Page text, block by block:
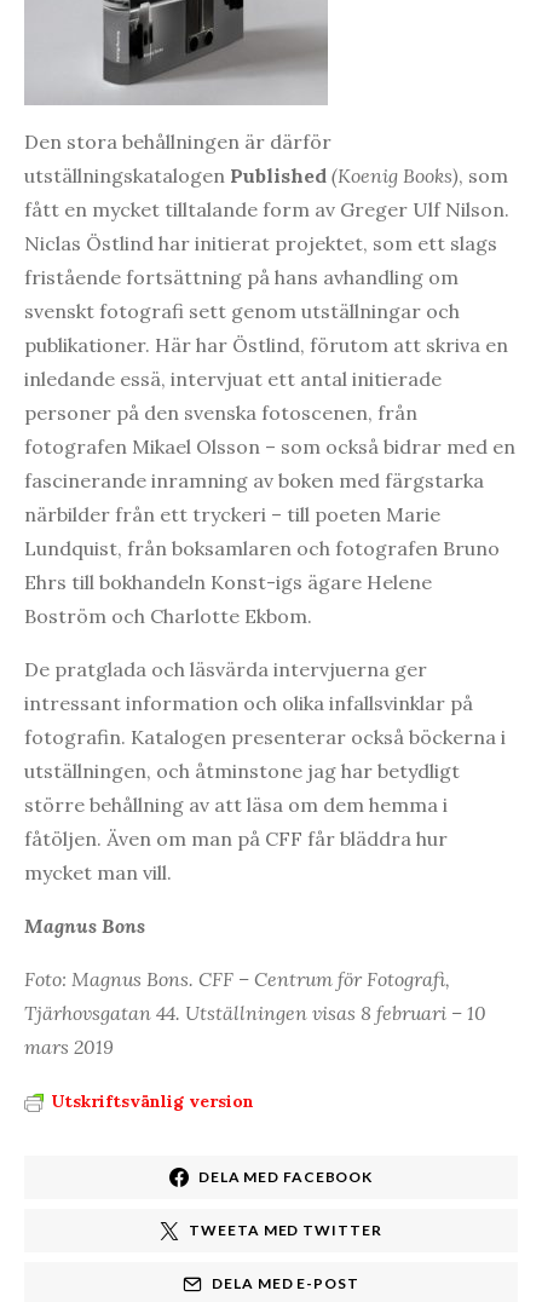
Den stora behållningen är därför
utställningskatalogen Published (Koenig Books), som
fått en mycket tilltalande form av Greger Ulf Nilson.
Niclas Östlind har initierat projektet, som ett slags
fristående fortsättning på hans avhandling om
svenskt fotografi sett genom utställningar och
publikationer. Här har Östlind, förutom att skriva en
inledande essä, intervjuat ett antal initierade
personer på den svenska fotoscenen, från
fotografen Mikael Olsson – som också bidrar med en
fascinerande inramning av boken med färgstarka
närbilder från ett tryckeri – till poeten Marie
Lundquist, från boksamlaren och fotografen Bruno
Ehrs till bokhandeln Konst-igs ägare Helene
Boström och Charlotte Ekbom.
De pratglada och läsvärda intervjuerna ger
intressant information och olika infallsvinklar på
fotografin. Katalogen presenterar också böckerna i
utställningen, och åtminstone jag har betydligt
större behållning av att läsa om dem hemma i
fåtöljen. Även om man på CFF får bläddra hur
mycket man vill.
Magnus Bons
Foto: Magnus Bons. CFF – Centrum för Fotografi,
Tjärhovsgatan 44. Utställningen visas 8 februari – 10
mars 2019
Utskriftsvänlig version
DELA MED FACEBOOK
TWEETA MED TWITTER
DELA MED E-POST